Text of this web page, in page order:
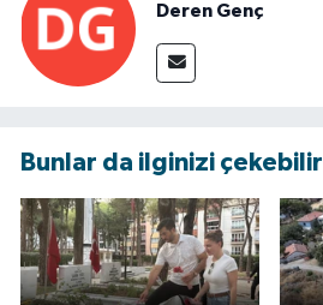
Deren Genç
Bunlar da ilginizi çekebilir